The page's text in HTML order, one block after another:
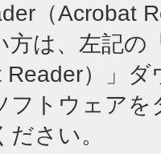
（Acrobat
方は、左記の
Reader）」
フトウェア
さい。